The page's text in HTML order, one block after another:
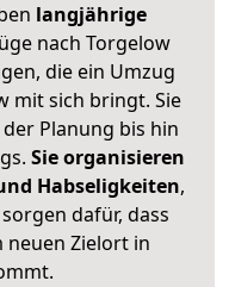
langjährige
nach Torgelow
die ein Umzug
mit sich bringt. Sie
Planung bis hin
Sie organisieren
Habseligkeiten,
dafür, dass
neuen Zielort in